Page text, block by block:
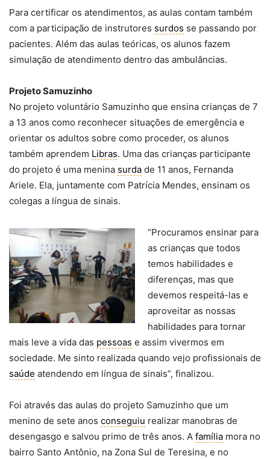
Para certificar os atendimentos, as aulas contam também
com a participação de instrutores surdos se passando por
pacientes. Além das aulas teóricas, os alunos fazem
simulação de atendimento dentro das ambulâncias.
Projeto Samuzinho
No projeto voluntário Samuzinho que ensina crianças de 7
a 13 anos como reconhecer situações de emergência e
orientar os adultos sobre como proceder, os alunos
também aprendem Libras. Uma das crianças participante
do projeto é uma menina surda de 11 anos, Fernanda
Ariele. Ela, juntamente com Patrícia Mendes, ensinam os
colegas a língua de sinais.
“Procuramos ensinar para
as crianças que todos
temos habilidades e
diferenças, mas que
devemos respeitá-las e
aproveitar as nossas
habilidades para tornar
mais leve a vida das pessoas e assim vivermos em
sociedade. Me sinto realizada quando vejo profissionais de
saúde atendendo em língua de sinais”, finalizou.
Foi através das aulas do projeto Samuzinho que um
menino de sete anos conseguiu realizar manobras de
desengasgo e salvou primo de três anos. A família mora no
bairro Santo Antônio, na Zona Sul de Teresina, e no